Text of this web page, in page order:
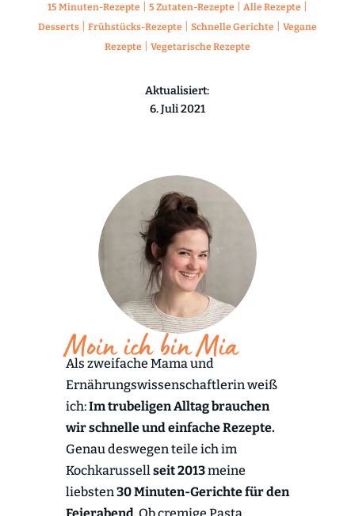
15 Minuten-Rezepte 5 Zutaten-Rezepte Alle Rezepte
Desserts| Frühstücks-Rezepte Schnelle Gerichte
Vegane
Rezepte
Vegetarische Rezepte
Aktualisiert:
6. Juli 2021
Moin ich bin Mia
Als zweifache Mama und
Ernährungswissenschaftlerin weiß
ich:Im trubeligen Alltag brauchen
wir schnelle und einfache Rezepte.
Genau deswegen teile ich im
Kochkarussell seit 2013meine
liebsten 30 Minuten-Gerichte für den
Feierabend. Ob cremige Pasta,